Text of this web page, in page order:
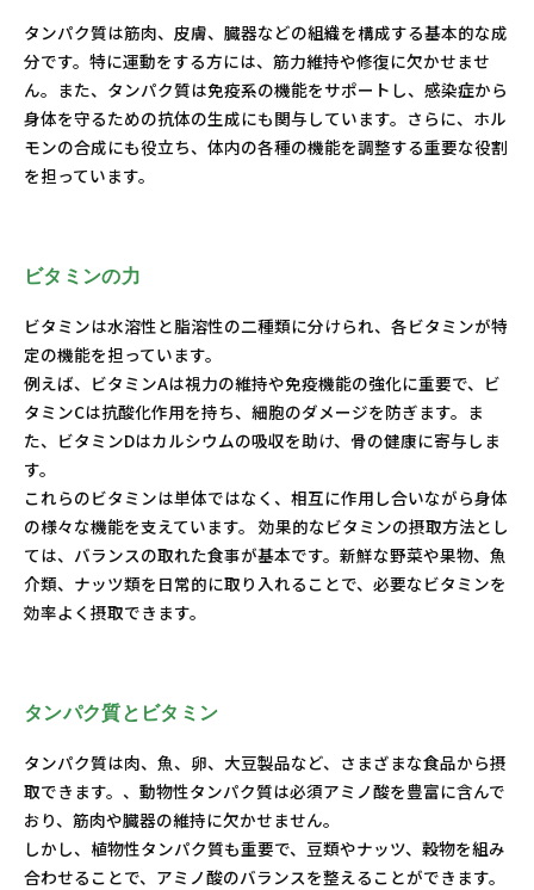
タンパク質は筋肉、皮膚、臓器などの組織を構成する基本的な成
分です。特に運動をする方には、筋力維持や修復に欠かせませ
ん。また、タンパク質は免疫系の機能をサポートし、感染症から
身体を守るための抗体の生成にも関与しています。さらに、ホル
モンの合成にも役立ち、体内の各種の機能を調整する重要な役割
を担っています。
ビタミンの力
ビタミンは水溶性と脂溶性の二種類に分けられ、各ビタミンが特
定の機能を担っています。
例えば、ビタミンAは視力の維持や免疫機能の強化に重要で、ビ
タミンCは抗酸化作用を持ち、細胞のダメージを防ぎます。ま
た、ビタミンDはカルシウムの吸収を助け、骨の健康に寄与しま
す。
これらのビタミンは単体ではなく、相互に作用し合いながら身体
の様々な機能を支えています。 効果的なビタミンの摂取方法とし
ては、バランスの取れた食事が基本です。新鮮な野菜や果物、魚
介類、ナッツ類を日常的に取り入れることで、必要なビタミンを
効率よく摂取できます。
タンパク質とビタミン
タンパク質は肉、魚、卵、大豆製品など、さまざまな食品から摂
取できます。、動物性タンパク質は必須アミノ酸を豊富に含んで
おり、筋肉や臓器の維持に欠かせません。
しかし、植物性タンパク質も重要で、豆類やナッツ、穀物を組み
合わせることで、アミノ酸のバランスを整えることができます。